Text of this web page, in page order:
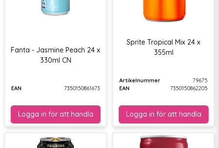
Fanta - Jasmine Peach 24 x
330ml CN
EAN 7350150861673
Sprite Tropical Mix 24 x
355ml
Artikelnummer
79675
EAN
7350150862205